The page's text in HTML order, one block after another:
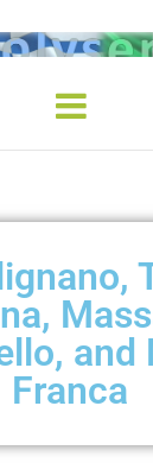
and
Franca